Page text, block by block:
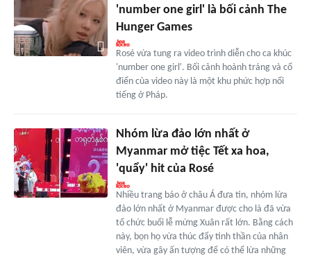
'number one girl' là bối cảnh The
Hunger Games
Rosé vừa tung ra video trình diễn cho ca khúc
'number one girl'. Bối cảnh hoành tráng và cổ
điển của video này là một khu phức hợp nổi
tiếng ở Pháp.
Nhóm lừa đảo lớn nhất ở
Myanmar mở tiệc Tết xa hoa,
'quẩy' hit của Rosé
Nhiều trang báo ở châu Á đưa tin, nhóm lừa
đảo lớn nhất ở Myanmar được cho là đã vừa
tổ chức buổi lễ mừng Xuân rất lớn. Bằng cách
này, bọn họ vừa thúc đẩy tinh thần của nhân
viên, vừa gây ấn tượng để có thể lừa những